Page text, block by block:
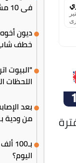
في 10 مشاهد
ديون
خطف شاب
"البيوت
اللحظات
بعد
من ودية
اليوم؟